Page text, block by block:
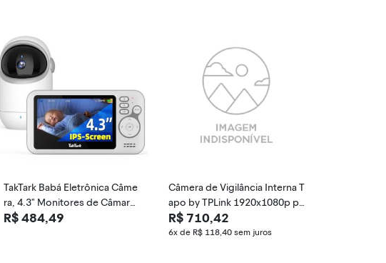
TakTark Babá Eletrônica Câme
ra, 4.3" Monitores de Câmara
de Vídeo, Pan & Tilt, 2 Way Au
R$ 484,49
Câmera de Vigilância Interna T
apo by TPLink 1920x1080p pa
ra Monitoramento de Bebês e
Pets - Visão Noturna, Áudio 2
R$ 710,42
6x de R$ 118,40 sem juros